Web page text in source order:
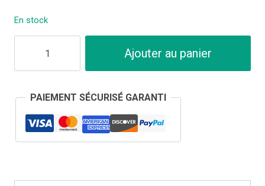
En stock
Collier
de
Mort
Multicolore
Ajouter au panier
PAIEMENT SÉCURISÉ GARANTI